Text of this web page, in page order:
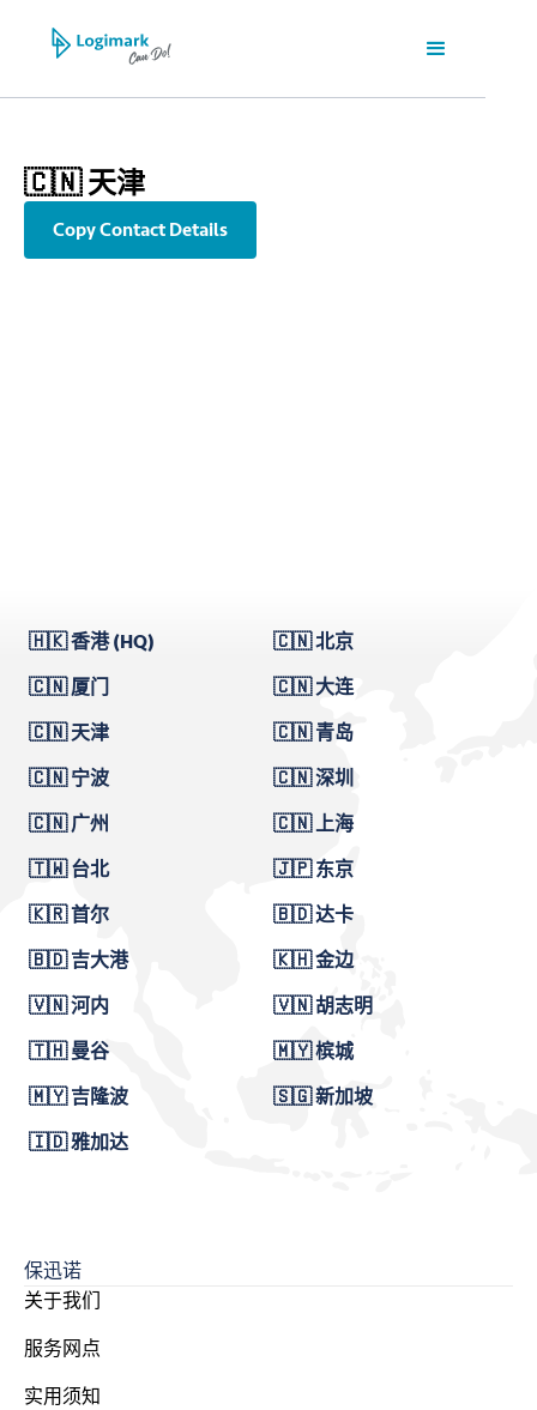
🇨🇳 天津
Copy Contact Details
🇭🇰 香港 (HQ)
🇨🇳 北京
🇨🇳 厦门
🇨🇳 大连
🇨🇳 天津
🇨🇳 青岛
🇨🇳 宁波
🇨🇳 深圳
🇨🇳 广州
🇨🇳 上海
🇹🇼 台北
🇯🇵 东京
🇰🇷 首尔
🇧🇩 达卡
🇧🇩 吉大港
🇰🇭 金边
🇻🇳 河内
🇻🇳 胡志明
🇹🇭 曼谷
🇲🇾 槟城
🇲🇾 吉隆波
🇸🇬 新加坡
🇮🇩 雅加达
保迅诺
关于我们
服务网点
实用须知